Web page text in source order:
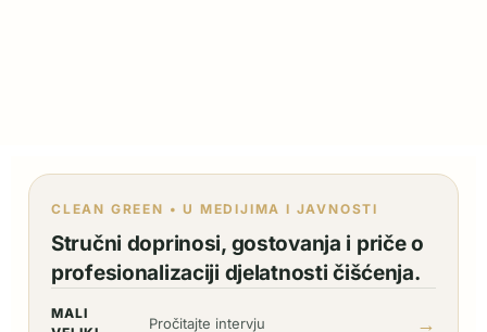
CLEAN GREEN • U MEDIJIMA I JAVNOSTI
Stručni doprinosi, gostovanja i priče o
profesionalizaciji djelatnosti čišćenja.
MALI
Pročitajte intervju →